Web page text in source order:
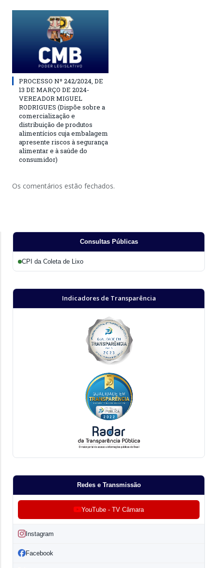
PROCESSO Nº 242/2024, DE
13 DE MARÇO DE 2024-
VEREADOR MIGUEL
RODRIGUES (Dispõe sobre a
comercialização e
distribuição de produtos
alimentícios cuja embalagem
apresente riscos à segurança
alimentar e à saúde do
consumidor)
Os comentários estão fechados.
Consultas Públicas
CPI da Coleta de Lixo
Indicadores de Transparência
Redes e Transmissão
YouTube - TV Câmara
Instagram
Facebook